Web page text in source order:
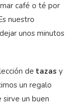
café o té por
nuestro
unos minutos
de tazas y
un regalo
sirve un buen